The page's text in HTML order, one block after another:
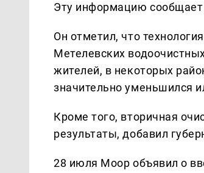
Эту информацию сообщает
Он отметил, что
Метелевских
жителей, в некоторых
значительно уменьшился
Кроме того, вторичная
результаты, добавил
28 июля Моор объявил о